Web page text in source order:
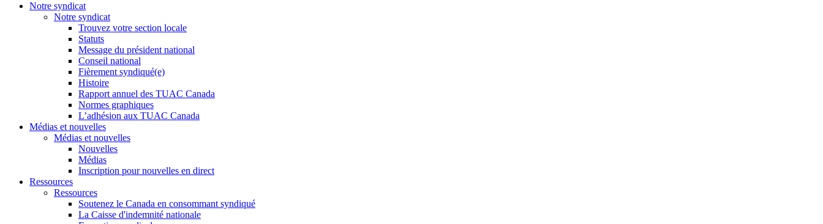
Notre syndicat
Notre syndicat
Trouvez votre section locale
Statuts
Message du président national
Conseil national
Fièrement syndiqué(e)
Histoire
Rapport annuel des TUAC Canada
Normes graphiques
L’adhésion aux TUAC Canada
Médias et nouvelles
Médias et nouvelles
Nouvelles
Médias
Inscription pour nouvelles en direct
Ressources
Ressources
Soutenez le Canada en consommant syndiqué
La Caisse d'indemnité nationale